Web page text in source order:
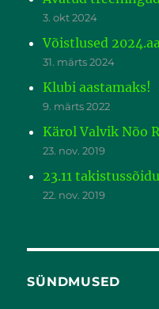
3. okt 2024
Võistlused
31. märts 2024
Klubi aastamaks!
9. märts 2022
Kärol Valvik Nõo
23. nov. 2019
23.11
22. nov. 2019
SÜNDMUSED